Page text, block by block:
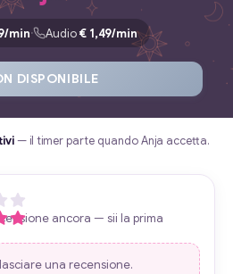
min· Audio€ 1,49/min
DISPONIBILE
— il timer parte quando Anja accetta.
ancora — sii la prima
una recensione.